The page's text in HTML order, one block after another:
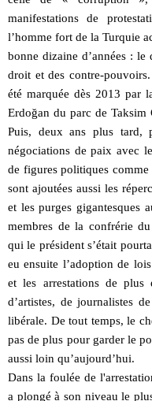
manifestations de
l’homme fort de la Turquie
bonne dizaine d’années : le
droit et des contre-
été marquée dès 2013 par
Erdoğan du parc de Taksim
Puis, deux ans plus tard,
négociations de paix avec
de figures politiques comme
sont ajoutées aussi les
et les purges gigantesques
membres de la confrérie
qui le président s’était
eu ensuite l’adoption de
et les arrestations de plus
d’artistes, de journalistes
libérale. De tout temps, le
pas de plus pour garder le
aussi loin qu’aujourd’hui.
Dans la foulée de
a plongé à son niveau le